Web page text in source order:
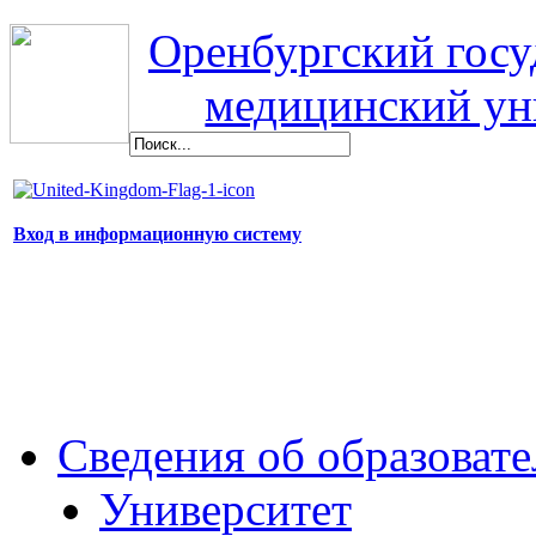
Оренбургский
медицинский
Вход в информационную систему
Сведения об
Университет